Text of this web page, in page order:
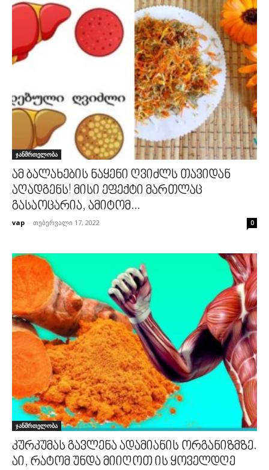
ჯანმრთელობა
ამ ბალახების ნაყენი ღვიძლს თავიდან
აღადგენს! მისი ეფექტი მართლაც
გასაოცარია, ამიტომ...
vap - თებერვალი 17, 2022 0
ჯანმრთელობა
კურკუმას გავლენა ადამიანის ორგანიზმზე.
აი, რატომ უნდა მიიღოთ ის ყოველდღე